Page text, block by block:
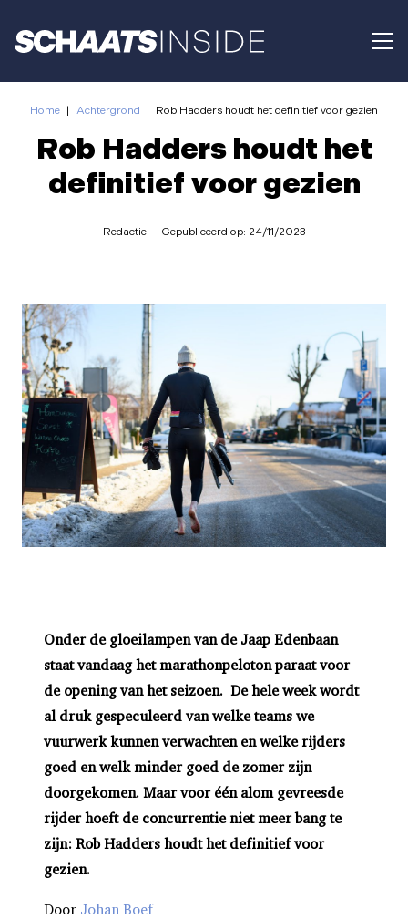
Home | Achtergrond | Rob Hadders houdt het definitief voor gezien
Rob Hadders houdt het
definitief voor gezien
Redactie Gepubliceerd op: 24/11/2023
Onder de gloeilampen van de Jaap Edenbaan
staat vandaag het marathonpeloton paraat voor
de opening van het seizoen. De hele week wordt
al druk gespeculeerd van welke teams we
vuurwerk kunnen verwachten en welke rijders
goed en welk minder goed de zomer zijn
doorgekomen. Maar voor één alom gevreesde
rijder hoeft de concurrentie niet meer bang te
zijn: Rob Hadders houdt het definitief voor
gezien.
Door Johan Boef